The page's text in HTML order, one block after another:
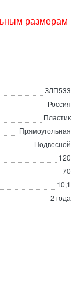
размерам
ЗЛП533
Россия
Пластик
Прямоугольная
Подвесной
120
70
10,1
2 года